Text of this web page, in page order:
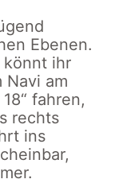
Ebenen.
könnt ihr
Navi am
fahren,
rechts
ins